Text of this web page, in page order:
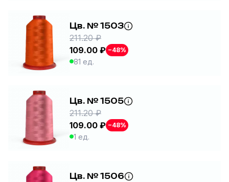
Цв. № 1503
211.20 ₽
109.00 ₽ −48%
81 ед.
Цв. № 1505
211.20 ₽
109.00 ₽ −48%
1 ед.
Цв. № 1506